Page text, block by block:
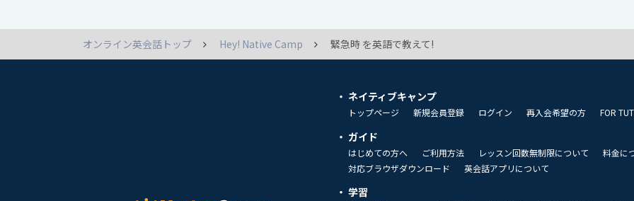
オンライン英会話トップ Hey! Native Camp 緊急時 を英語で教えて!
ネイティブキャンプ
トップページ 新規会員登録 ログイン 再入会希望の方 FOR
ガイド
はじめての方へ ご利用方法 レッスン回数無制限について
料金に
対応ブラウザダウンロード
英会話アプリについて
学習